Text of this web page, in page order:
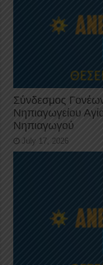
Σύνδεσμος
Νηπιαγωγείου
Νηπιαγωγού
July 17, 2026